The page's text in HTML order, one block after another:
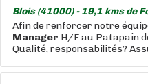
Blois (41000) - 19,1 kms de
Afin de renforcer notre
Manager H/F au Patapain
Qualité, responsabilités?